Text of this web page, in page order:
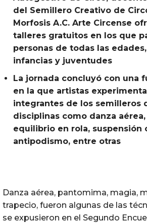
del Semillero Creativo de
Morfosis A.C. Arte Circense
talleres gratuitos en los que
personas de todas las
infancias y juventudes
La jornada concluyó con una
en la que artistas
integrantes de los semilleros
disciplinas como danza
equilibrio en rola, suspensión
antipodismo, entre otras
Danza aérea, pantomima, magia,
trapecio, fueron algunas de las
se expusieron en el Segundo